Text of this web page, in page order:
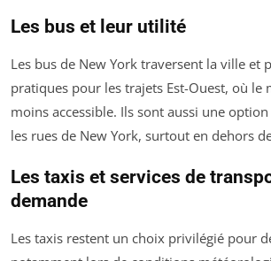
Les bus et leur utilité
Les bus de New York traversent la ville et
pratiques pour les trajets Est-Ouest, où le
moins accessible. Ils sont aussi une
les rues de New York, surtout en dehors
Les taxis et services de
demande
Les taxis restent un choix privilégié pour